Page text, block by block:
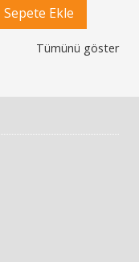
Sepete Ekle
Tümünü göster